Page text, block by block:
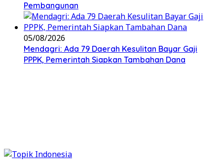
Pembangunan
05/08/2026
Mendagri: Ada 79 Daerah Kesulitan Bayar Gaji
PPPK, Pemerintah Siapkan Tambahan Dana